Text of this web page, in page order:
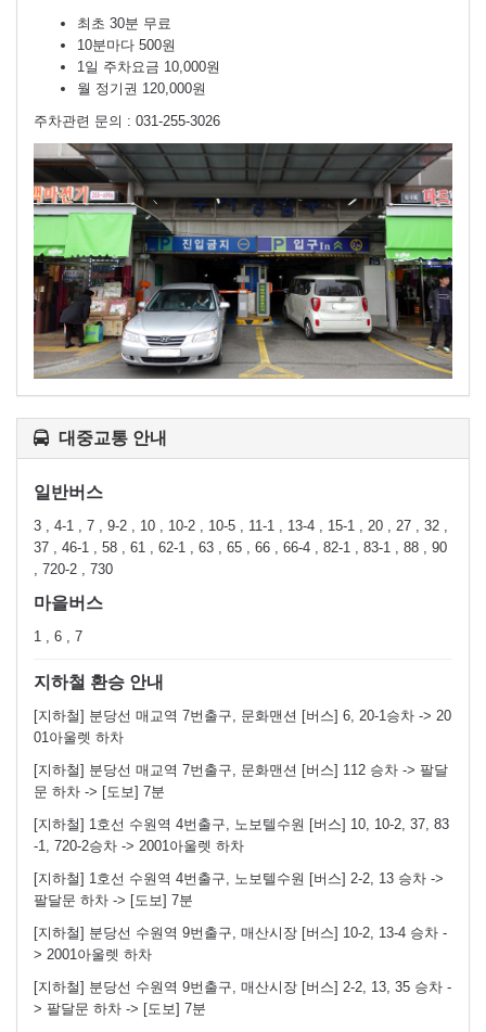
최초 30분 무료
10분마다 500원
1일 주차요금 10,000원
월 정기권 120,000원
주차관련 문의 : 031-255-3026
대중교통 안내
일반버스
3 , 4-1 , 7 , 9-2 , 10 , 10-2 , 10-5 , 11-1 , 13-4 , 15-1 , 20 , 27 , 32 ,
37 , 46-1 , 58 , 61 , 62-1 , 63 , 65 , 66 , 66-4 , 82-1 , 83-1 , 88 , 90
, 720-2 , 730
마을버스
1 , 6 , 7
지하철 환승 안내
[지하철] 분당선 매교역 7번출구, 문화맨션 [버스] 6, 20-1승차 -> 20
01아울렛 하차
[지하철] 분당선 매교역 7번출구, 문화맨션 [버스] 112 승차 -> 팔달
문 하차 -> [도보] 7분
[지하철] 1호선 수원역 4번출구, 노보텔수원 [버스] 10, 10-2, 37, 83
-1, 720-2승차 -> 2001아울렛 하차
[지하철] 1호선 수원역 4번출구, 노보텔수원 [버스] 2-2, 13 승차 ->
팔달문 하차 -> [도보] 7분
[지하철] 분당선 수원역 9번출구, 매산시장 [버스] 10-2, 13-4 승차 -
> 2001아울렛 하차
[지하철] 분당선 수원역 9번출구, 매산시장 [버스] 2-2, 13, 35 승차 -
> 팔달문 하차 -> [도보] 7분